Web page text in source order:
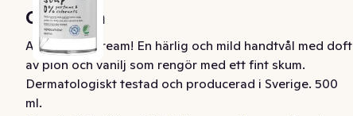
Om varan
A floral daydream! En härlig och mild handtvål med doft
av pion och vanilj som rengör med ett fint skum.
Dermatologiskt testad och producerad i Sverige. 500
ml.